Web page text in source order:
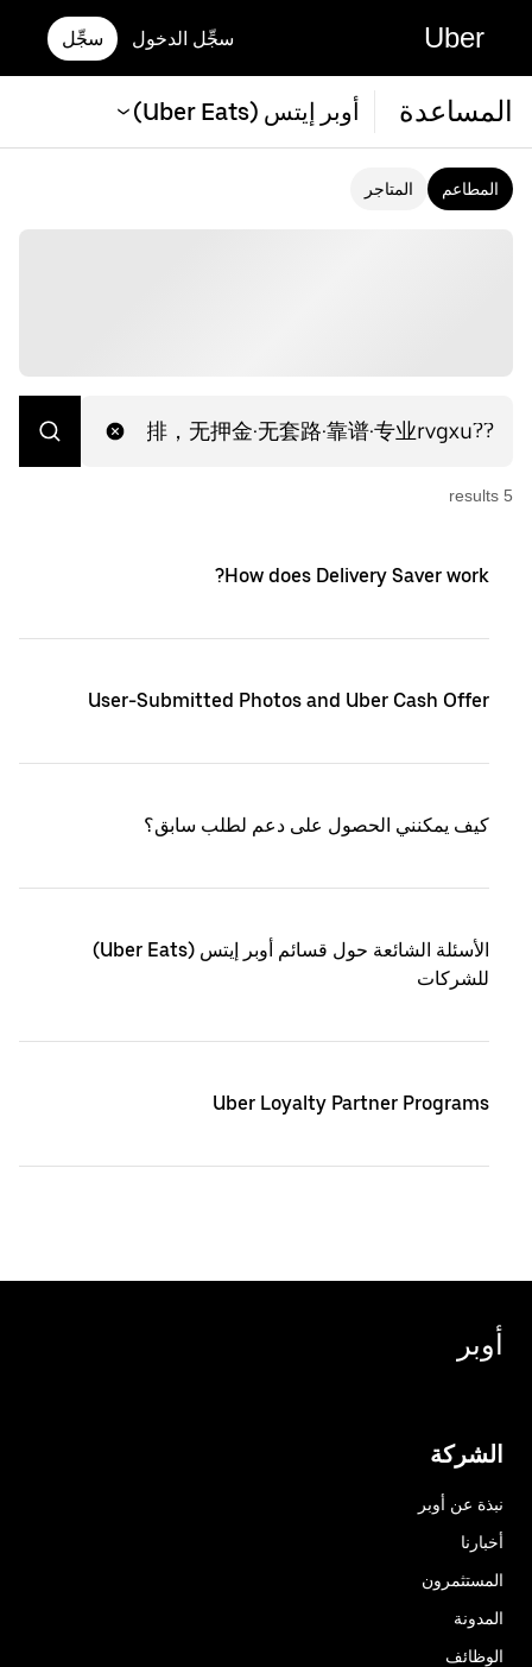
Uber سجِّل الدخول سجِّل
المساعدة أوبر إيتس (Uber Eats)
المطاعم المتاجر
5
s
How does Delivery Saver work?
User-Submitted Photos and Uber Cash Offer
كيف يمكنني الحصول على دعم لطلب سابق؟
الأسئلة الشائعة حول قسائم أوبر إيتس (Uber Eats)
للشركات
Uber Loyalty Partner Programs
أوبر
الشركة
نبذة عن أوبر
أخبارنا
المستثمرون
المدونة
الوظائف